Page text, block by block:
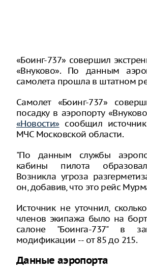
«Боинг-737» совершил
«Внуково». По данным
самолета прошла в штатном
Самолет «Боинг-737»
посадку в аэропорту
«Новости» сообщил
МЧС Московской области.
"По данным службы
кабины пилота
Возникла угроза
он, добавив, что это рейс
Источник не уточнил,
членов экипажа было на
салоне "Боинга-737" в
модификации -- от 85 до 215.
Данные аэропорта